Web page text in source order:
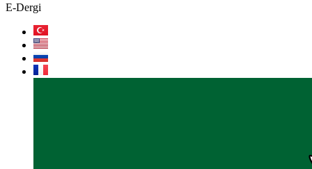
E-Dergi